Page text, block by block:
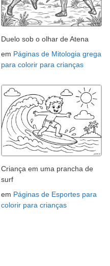
Duelo sob o olhar de Atena
em Páginas de Mitologia grega
para colorir para crianças
Criança em uma prancha de
surf
em Páginas de Esportes para
colorir para crianças